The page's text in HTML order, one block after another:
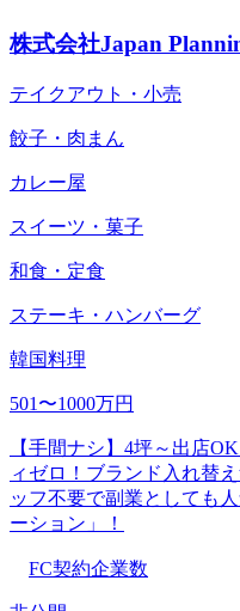
株式会社Japan
テイクアウト・小売
餃子・肉まん
カレー屋
スイーツ・菓子
和食・定食
ステーキ・ハンバーグ
韓国料理
501〜1000万円
【手間ナシ】4坪～出店
ィゼロ！ブランド入れ替
ッフ不要で副業としても
ーション」！
FC契約企業数